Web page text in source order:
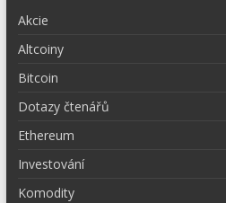
Akcie
Altcoiny
Bitcoin
Dotazy čtenářů
Ethereum
Investování
Komodity